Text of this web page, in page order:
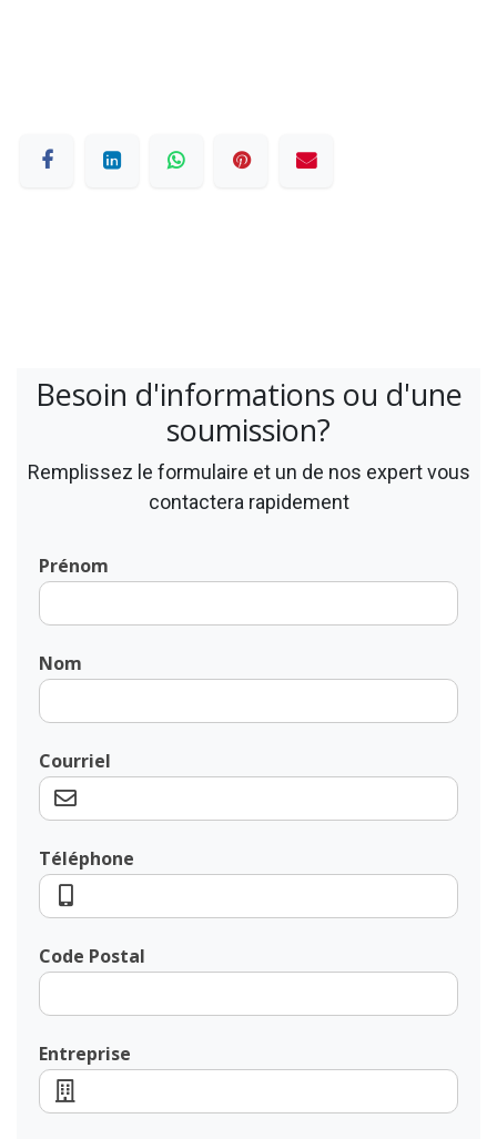
Besoin d'informations ou d'une
soumission?
Remplissez le formulaire et un de nos expert vous
contactera rapidement
Prénom
Nom
Courriel
Téléphone
Code Postal
Entreprise